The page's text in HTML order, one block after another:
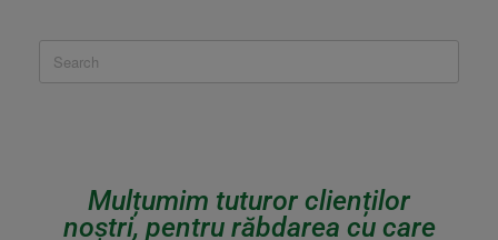
Mulțumim tuturor clienților
noștri, pentru răbdarea cu care